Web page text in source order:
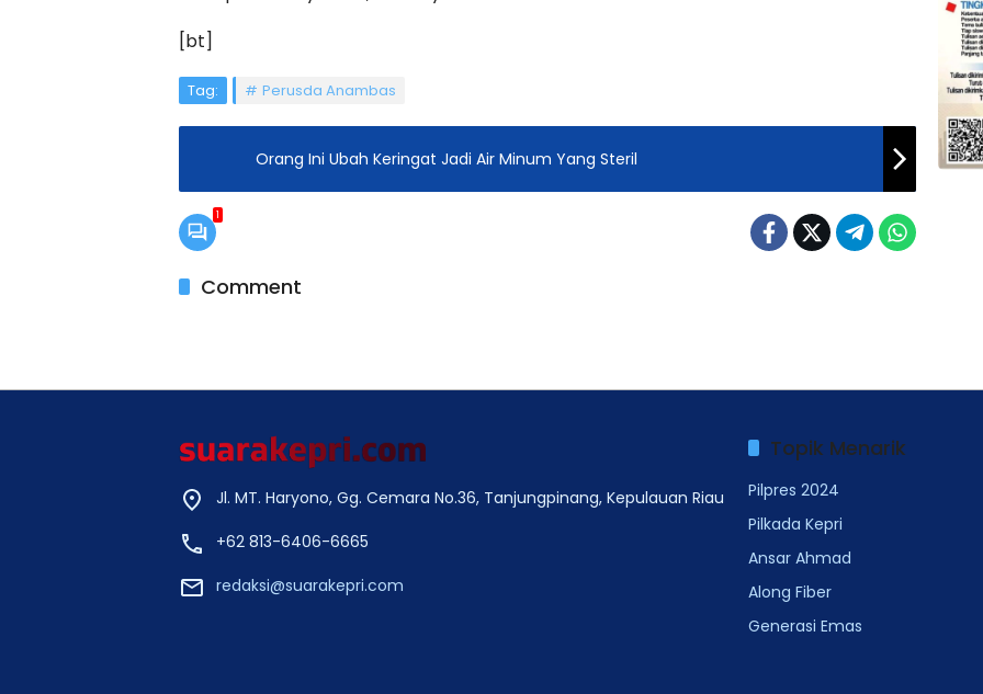
[bt]
Tag: Perusda Anambas
Orang Ini Ubah Keringat Jadi Air Minum Yang Steril
1
Comment
Jl. MT. Haryono, Gg. Cemara No.36, Tanjungpinang, Kepulauan Riau
+62 813-6406-6665
redaksi@suarakepri.com
Topik Menarik
Pilpres 2024
Pilkada Kepri
Ansar Ahmad
Along Fiber
Generasi Emas